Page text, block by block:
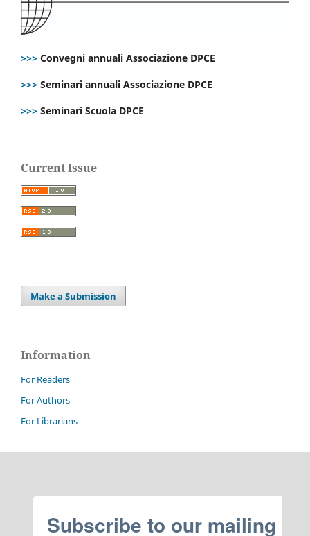
>>> Convegni annuali Associazione DPCE
>>> Seminari annuali Associazione DPCE
>>> Seminari Scuola DPCE
Current Issue
Make a Submission
Information
For Readers
For Authors
For Librarians